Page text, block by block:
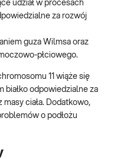
udział w procesach
za rozwój
guza Wilmsa oraz
płciowego.
11 wiąże się
białko odpowiedzialne za
ciała. Dodatkowo,
o podłożu